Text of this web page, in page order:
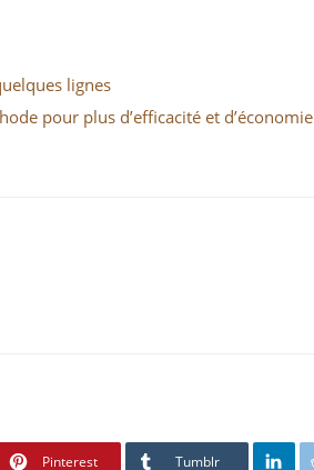
lignes
pour plus d’efficacité et d’économie
Pinterest Tumblr